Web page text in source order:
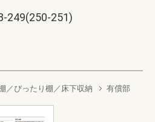
249(250-251)
／ぴったり棚／床下収納
有償部